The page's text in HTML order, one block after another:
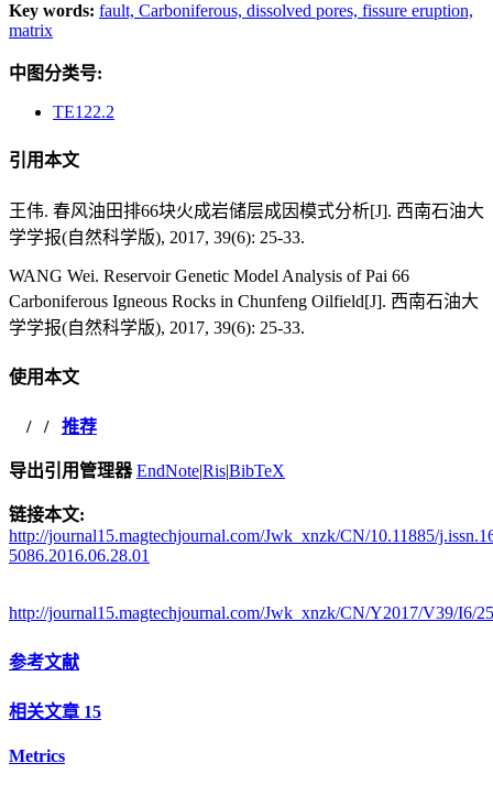
Key words: fault, Carboniferous, dissolved pores, fissure eruption,
matrix
中图分类号:
TE122.2
引用本文
王伟. 春风油田排66块火成岩储层成因模式分析[J]. 西南石油大
学学报(自然科学版), 2017, 39(6): 25-33.
WANG Wei. Reservoir Genetic Model Analysis of Pai 66
Carboniferous Igneous Rocks in Chunfeng Oilfield[J]. 西南石油大
学学报(自然科学版), 2017, 39(6): 25-33.
使用本文
/ / 推荐
导出引用管理器 EndNote|Ris|BibTeX
链接本文:
http://journal15.magtechjournal.com/Jwk_xnzk/CN/10.11885/
5086.2016.06.28.01
http://journal15.magtechjournal.com/Jwk_xnzk/CN/Y2017/V39/I6/25
参考文献
相关文章 15
Metrics